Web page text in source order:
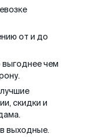
от и до
выгоднее чем
скидки и
выходные.